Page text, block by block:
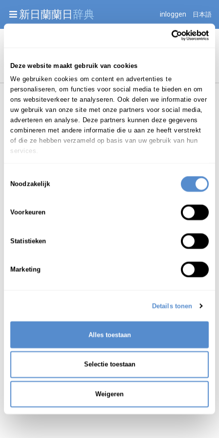
Deze website maakt gebruik van cookies
We gebruiken cookies om content en advertenties te
personaliseren, om functies voor social media te bieden en om
ons websiteverkeer te analyseren. Ook delen we informatie over
uw gebruik van onze site met onze partners voor social media,
adverteren en analyse. Deze partners kunnen deze gegevens
combineren met andere informatie die u aan ze heeft verstrekt
of die ze hebben verzameld op basis van uw gebruik van hun
services.
Noodzakelijk
Voorkeuren
Statistieken
Marketing
Details tonen
Alles toestaan
Selectie toestaan
Weigeren
Warning: Undefined array key "jnnjuid" in
/mnt/web216/d2/76/52236976/htdocs/jnnj-prod/search.php
新日蘭蘭日辞典 inloggen 日本語
Login om te bewerken ...
きび